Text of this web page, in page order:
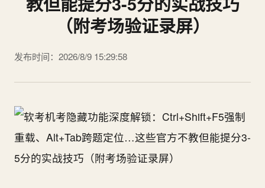
（附考场验证录屏）
发布时间：2026/8/9 15:29:58